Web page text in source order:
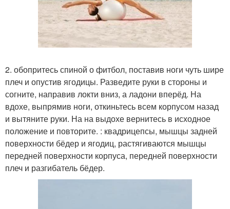
2. обопритесь спиной о фитбол, поставив ноги чуть шире
плеч и опустив ягодицы. Разведите руки в стороны и
согните, направив локти вниз, а ладони вперёд. На
вдохе, выпрямив ноги, откиньтесь всем корпусом назад
и вытяните руки. На на выдохе вернитесь в исходное
положение и повторите. : квадрицепсы, мышцы задней
поверхности бёдер и ягодиц, растягиваются мышцы
передней поверхности корпуса, передней поверхности
плеч и разгибатель бёдер.